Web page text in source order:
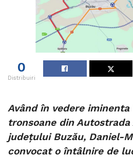
0
Distribuiri
Având în vedere
tronsoane din
județului Buzău, Daniel-
convocat o întâlnire de